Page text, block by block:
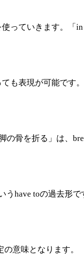
っていきます。「in
も表現が可能です
骨を折る」は、
have toの過去形で
意味となります。